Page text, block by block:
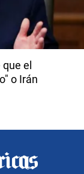
el
o Irán